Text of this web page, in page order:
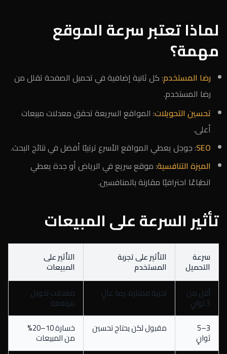
لماذا تعتبر سرعة الموقع
مهمة؟
رضا المستخدم: كل ثانية إضافية في تحميل الصفحة تقلل من
رضا المستخدم.
تحسين التحويلات: المواقع السريعة تحقق معدلات مبيعات
أعلى.
SEO: جوجل يعطي المواقع الأسرع ترتيبًا أفضل في نتائج البحث.
الميزة التنافسية: موقع سريع في الرياض أو جدة يعطي
انطباعًا احترافيًا مقارنة بالمنافسين.
تأثير السرعة على المبيعات
سرعة
التحميل
التأثير على تجربة
المستخدم
التأثير على
المبيعات
أقل من
3 ثوانٍ
تجربة ممتازة، رضا عالٍ معدلات تحويل
مرتفعة
3–5
ثوانٍ
مقبول لكن يحتاج تحسين خسارة 10–20%
من المبيعات